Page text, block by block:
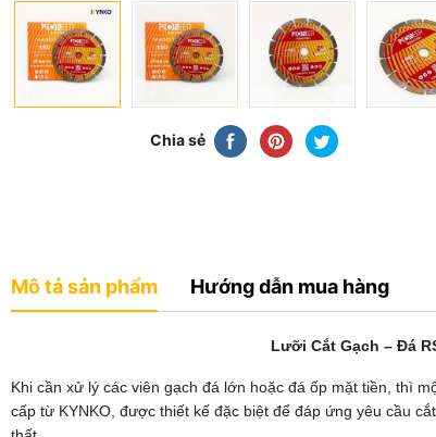
Chia sẻ
Mô tả sản phẩm Hướng dẫn mua hàng
Lưỡi Cắt Gạch – Đá
Khi cần xử lý các viên gạch đá lớn hoặc đá ốp mặt tiền, thì
cấp từ KYNKO, được thiết kế đặc biệt để đáp ứng yêu cầu